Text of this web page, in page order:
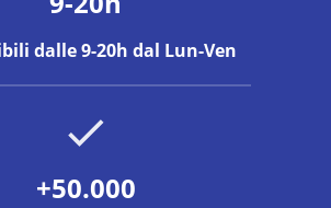
dalle 9-20h dal Lun-Ven
+50.000